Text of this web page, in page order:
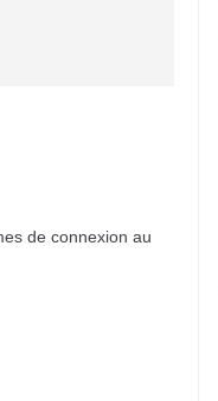
de connexion au